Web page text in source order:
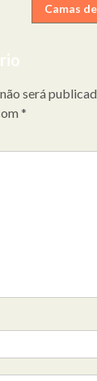
Camas
será
*